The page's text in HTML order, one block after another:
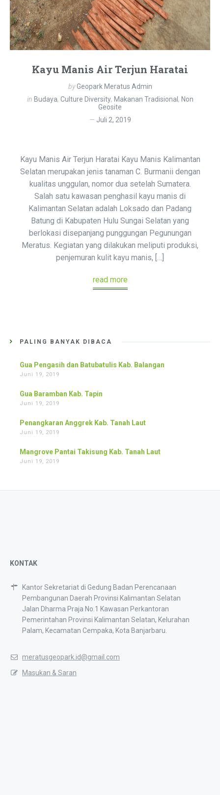
Kayu Manis Air Terjun Haratai
byGeopark Meratus Admin
in Budaya, Culture Diversity, Makanan Tradisional , Non
Geosite
Juli 2, 2019
Kayu Manis Air Terjun Haratai Kayu Manis Kalimantan
Selatan merupakan jenis tanaman C. Burmanii dengan
kualitas unggulan, nomor dua setelah Sumatera.
Salah satu kawasan penghasil kayu manis di
Kalimantan Selatan adalah Loksado dan Padang
Batung di Kabupaten Hulu Sungai Selatan yang
berlokasi disepanjang punggungan Pegunungan
Meratus. Kegiatan yang dilakukan meliputi produksi,
penjemuran kulit kayu manis, […]
read more
PALING BANYAK DIBACA
Gua Pengasih dan Batubatulis Kab. Balangan
Juni 19, 2019
Gua Baramban Kab. Tapin
Juni 19, 2019
Penangkaran Anggrek Kab. Tanah Laut
Juni 19, 2019
Mangrove Pantai Takisung Kab. Tanah Laut
Juni 19, 2019
KONTAK
Kantor Sekretariat di Gedung Badan Perencanaan
Pembangunan Daerah Provinsi Kalimantan Selatan
Jalan Dharma Praja No.1 Kawasan Perkantoran
Pemerintahan Provinsi Kalimantan Selatan, Kelurahan
Palam, Kecamatan Cempaka, Kota Banjarbaru.
meratusgeopark.id@gmail.com
Masukan & Saran